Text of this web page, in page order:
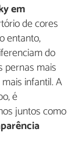
em
de cores
entanto,
do
pernas mais
infantil. A
é
juntos como